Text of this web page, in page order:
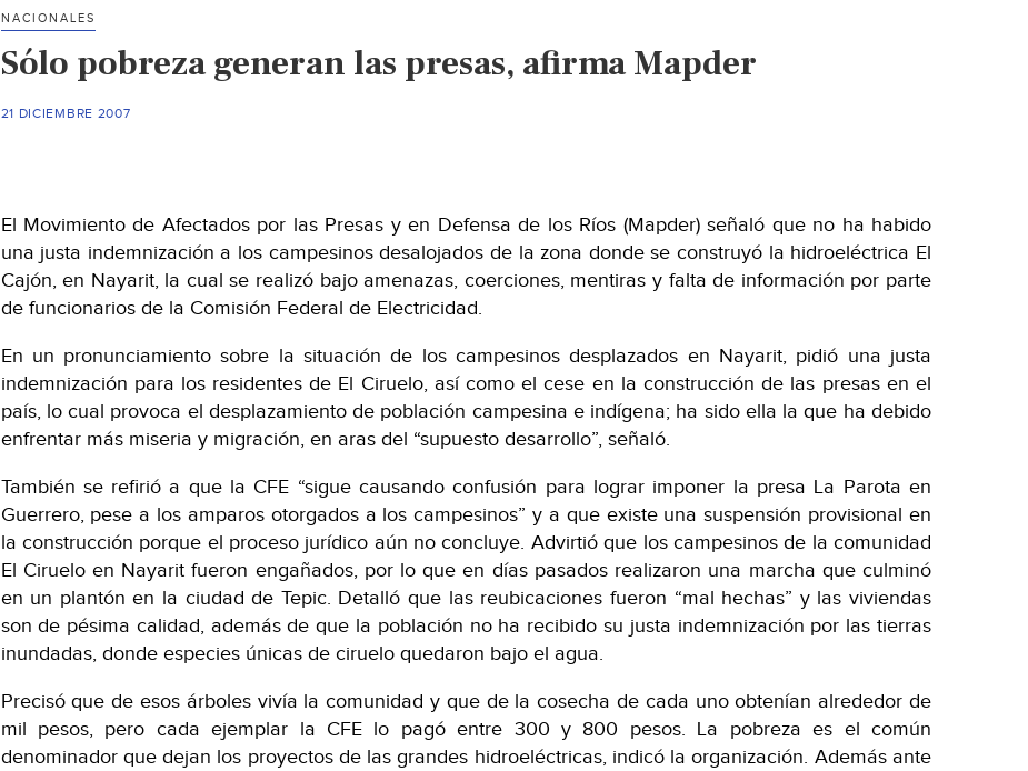
viviendas
NACIONALES
Sólo pobreza generan las presas, afirma Mapder
21 DICIEMBRE 2007
El Movimiento de Afectados por las Presas y en Defensa de los Ríos (Mapder) señaló que no ha habido
una justa indemnización a los campesinos desalojados de la zona donde se construyó la hidroeléctrica El
Cajón, en Nayarit, la cual se realizó bajo amenazas, coerciones, mentiras y falta de información por parte
de funcionarios de la Comisión Federal de Electricidad.
En un pronunciamiento sobre la situación de los campesinos desplazados en Nayarit, pidió una justa
indemnización para los residentes de El Ciruelo, así como el cese en la construcción de las presas en el
país, lo cual provoca el desplazamiento de población campesina e indígena; ha sido ella la que ha debido
enfrentar más miseria y migración, en aras del “supuesto desarrollo”, señaló.
También se refirió a que la CFE “sigue causando confusión para lograr imponer la presa La Parota en
Guerrero, pese a los amparos otorgados a los campesinos” y a que existe una suspensión provisional en
la construcción porque el proceso jurídico aún no concluye. Advirtió que los campesinos de la comunidad
El Ciruelo en Nayarit fueron engañados, por lo que en días pasados realizaron una marcha que culminó
en un plantón en la ciudad de Tepic. Detalló que las reubicaciones fueron “mal hechas” y las viviendas
son de pésima calidad, además de que la población no ha recibido su justa indemnización por las tierras
inundadas, donde especies únicas de ciruelo quedaron bajo el agua.
Precisó que de esos árboles vivía la comunidad y que de la cosecha de cada uno obtenían alrededor de
mil pesos, pero cada ejemplar la CFE lo pagó entre 300 y 800 pesos. La pobreza es el común
denominador que dejan los proyectos de las grandes hidroeléctricas, indicó la organización. Además ante